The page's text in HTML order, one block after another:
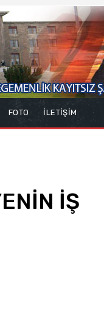
FOTO İLETİŞİM
İŞ